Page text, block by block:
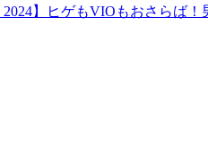
2024】ヒゲもVIOもおさらば